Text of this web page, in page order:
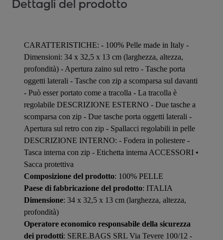
Dettagli del prodotto
CARATTERISTICHE: - 100% Pelle made in Italy -
Dimensioni: 34 x 32,5 x 13 cm (larghezza, altezza,
profondità) - Apertura zaino sul retro - Tasche porta
oggetti laterali - Tasche con zip a scomparsa sul davanti
- Può esser portato come a tracolla - La tracolla è
regolabile DESCRIZIONE ESTERNO - Due tasche a
scomparsa con zip - Due tasche porta oggetti laterali -
Apertura sul retro con zip - Spallacci regolabili in pelle
DESCRIZIONE INTERNO: - Fodera in poliestere -
Tasca interna con zip - Etichetta interna ACCESSORI •
Sacca protettiva
Composizione del prodotto: 100% PELLE
Paese di fabbricazione del prodotto: ITALIA
Dimensione: 34 x 32,5 x 13 cm (larghezza, altezza,
profondità)
Operatore economico responsabile della sicurezza
dei prodotti: SERE.BAGS SRL Via Tevere 100/12 -